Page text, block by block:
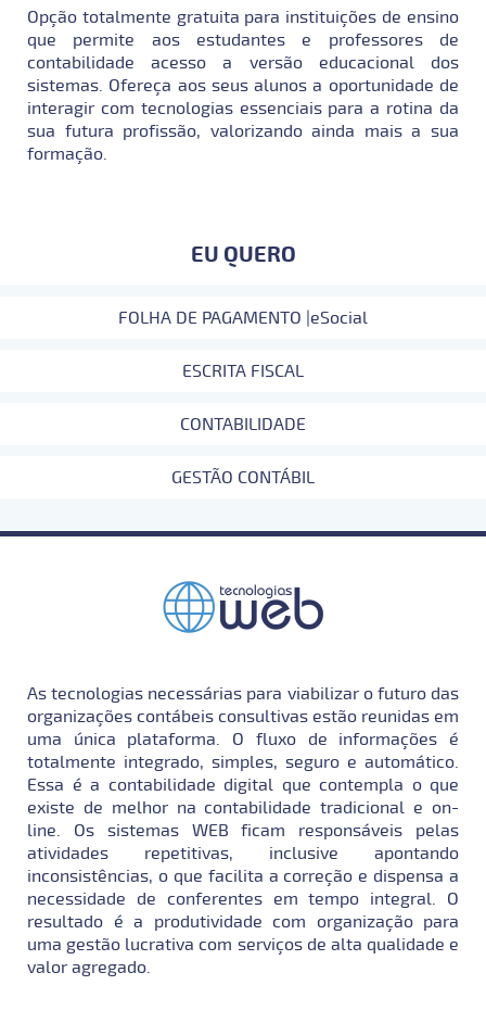
Opção totalmente gratuita para instituições de ensino
que permite aos estudantes e professores de
contabilidade acesso a versão educacional dos
sistemas. Ofereça aos seus alunos a oportunidade de
interagir com tecnologias essenciais para a rotina da
sua futura profissão, valorizando ainda mais a sua
formação.
EU QUERO
FOLHA DE PAGAMENTO |eSocial
ESCRITA FISCAL
CONTABILIDADE
GESTÃO CONTÁBIL
As tecnologias necessárias para viabilizar o futuro das
organizações contábeis consultivas estão reunidas em
uma única plataforma. O fluxo de informações é
totalmente integrado, simples, seguro e automático.
Essa é a contabilidade digital que contempla o que
existe de melhor na contabilidade tradicional e on-
line. Os sistemas WEB ficam responsáveis pelas
atividades repetitivas, inclusive apontando
inconsistências, o que facilita a correção e dispensa a
necessidade de conferentes em tempo integral. O
resultado é a produtividade com organização para
uma gestão lucrativa com serviços de alta qualidade e
valor agregado.